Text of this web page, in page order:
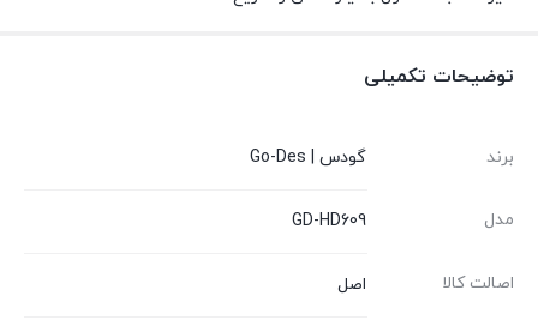
توضیحات تکمیلی
برند گودس | Go-Des
مدل GD-HD609
اصالت کالا اصل